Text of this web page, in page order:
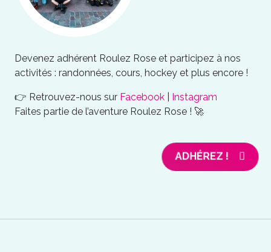
Devenez adhérent Roulez Rose et participez à nos
activités : randonnées, cours, hockey et plus encore !
👉 Retrouvez-nous sur Facebook
Instagram
Faites partie de l’aventure Roulez Rose ! 🚀
ADHÉREZ !